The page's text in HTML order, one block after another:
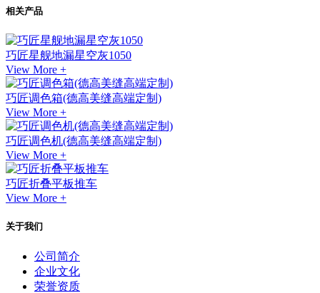
相关产品
巧匠星舰地漏星空灰1050
View More +
巧匠调色箱(德高美缝高端定制)
View More +
巧匠调色机(德高美缝高端定制)
View More +
巧匠折叠平板推车
View More +
关于我们
公司简介
企业文化
荣誉资质